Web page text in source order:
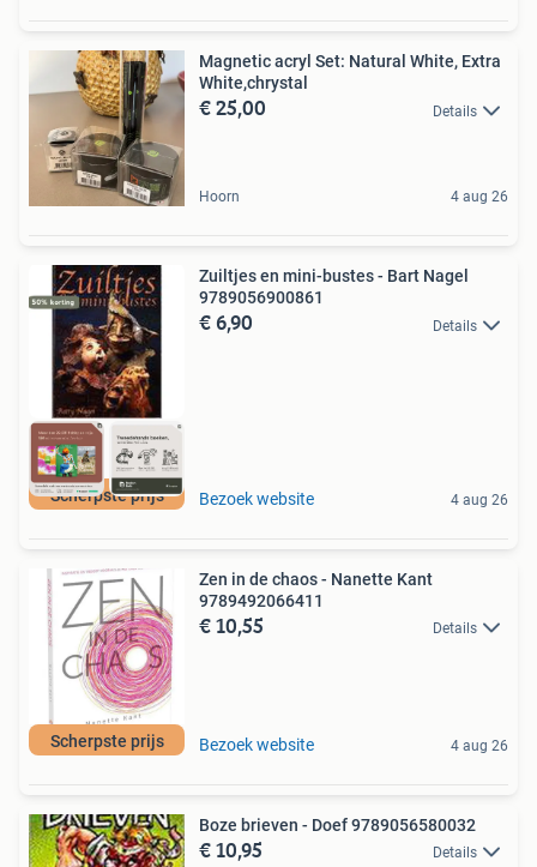
Magnetic acryl Set: Natural White, Extra
White,chrystal
€ 25,00 Details
Hoorn 4 aug 26
Scherpste prijs
Zuiltjes en mini-bustes - Bart Nagel
9789056900861
€ 6,90 Details
Bezoek website 4 aug 26
Scherpste prijs
Zen in de chaos - Nanette Kant
9789492066411
€ 10,55 Details
Bezoek website 4 aug 26
Boze brieven - Doef 9789056580032
€ 10,95 Details